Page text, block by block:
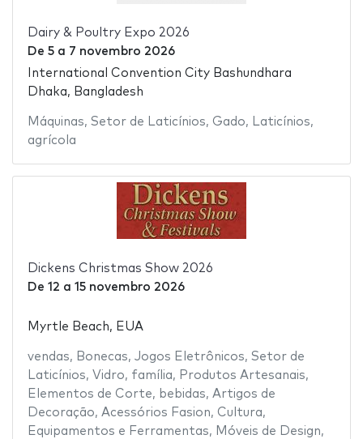
Dairy & Poultry Expo 2026
De 5a 7 novembro 2026
International Convention City Bashundhara
Dhaka, Bangladesh
Máquinas, Setor de Laticínios, Gado, Laticínios,
agrícola
Dickens Christmas Show 2026
De 12 a 15 novembro 2026
Myrtle Beach, EUA
vendas, Bonecas, Jogos Eletrônicos, Setor de
Laticínios, Vidro, família, Produtos Artesanais,
Elementos de Corte, bebidas, Artigos de
Decoração, Acessórios Fasion, Cultura,
Equipamentos e Ferramentas, Móveis de Design,